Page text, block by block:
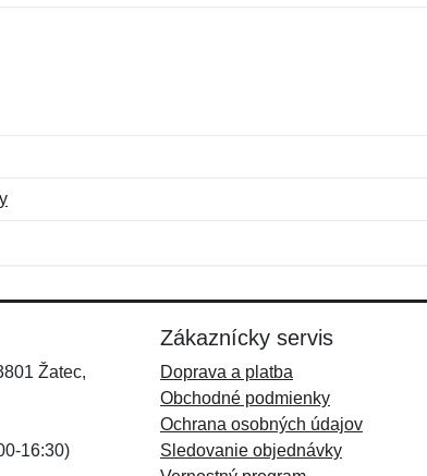
Žatec,
16:30)
Zákaznícky servis
Doprava a platba
Obchodné podmienky
Ochrana osobných údajov
Sledovanie objednávky